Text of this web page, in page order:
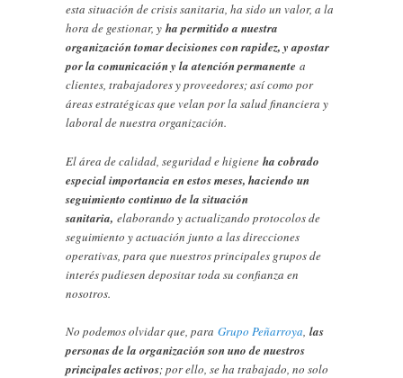
esta situación de crisis sanitaria, ha sido un valor, a la
hora de gestionar, yha permitido a nuestra
organización tomar decisiones con rapidez, y apostar
por la comunicación y la atención permanente a
clientes, trabajadores y proveedores; así como por
áreas estratégicas que velan por la salud financiera y
laboral de nuestra organización.
El área de calidad, seguridad e higieneha cobrado
especial importancia en estos meses, haciendo un
seguimiento continuo de la situación
sanitaria, elaborando y actualizando protocolos de
seguimiento y actuación junto a las direcciones
operativas, para que nuestros principales grupos de
interés pudiesen depositar toda su confianza en
nosotros.
No podemos olvidar que, para Grupo Peñarroya,las
personas de la organización son uno de nuestros
principales activos; por ello, se ha trabajado, no solo